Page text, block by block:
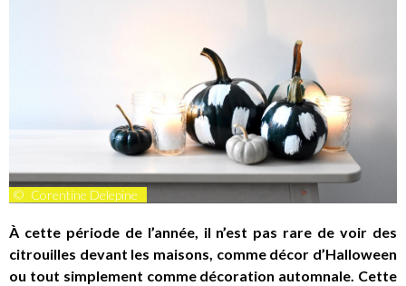
© Corentine Delepine
À cette période de l’année, il n’est pas rare de voir des
citrouilles devant les maisons, comme décor d’Halloween
ou tout simplement comme décoration automnale. Cette